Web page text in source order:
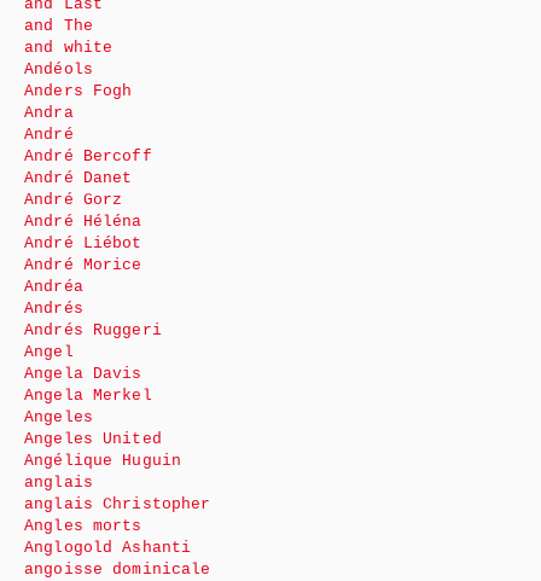
and Last
and The
and white
Andéols
Anders Fogh
Andra
André
André Bercoff
André Danet
André Gorz
André Héléna
André Liébot
André Morice
Andréa
Andrés
Andrés Ruggeri
Angel
Angela Davis
Angela Merkel
Angeles
Angeles United
Angélique Huguin
anglais
anglais Christopher
Angles morts
Anglogold Ashanti
angoisse dominicale